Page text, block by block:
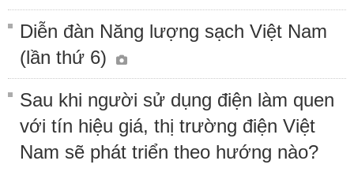
Diễn đàn Năng lượng sạch Việt Nam
(lần thứ 6)
Sau khi người sử dụng điện làm quen
với tín hiệu giá, thị trường điện Việt
Nam sẽ phát triển theo hướng nào?